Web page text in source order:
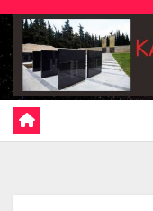
Skip
content